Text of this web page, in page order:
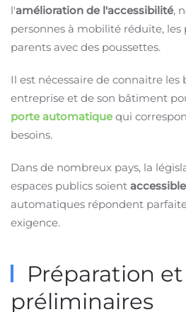
l'amélioration de l'accessibilité,
personnes à mobilité réduite, les
parents avec des poussettes.
Il est nécessaire de connaitre les
entreprise et de son bâtiment
porte automatique qui
besoins.
Dans de nombreux pays, la
espaces publics soient
automatiques répondent
exigence.
Préparation
préliminaires